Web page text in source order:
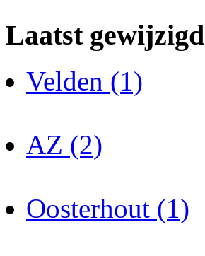
Laatst gewijzigd
Velden (1)
AZ (2)
Oosterhout (1)